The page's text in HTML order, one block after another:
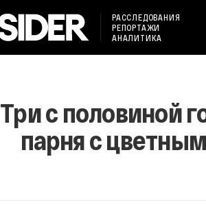
РАССЛЕДОВАНИЯ
РЕПОРТАЖИ
АНАЛИТИКА
Три с половиной
парня с